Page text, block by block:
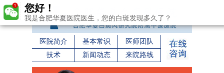
医院简介 基本常识
医师团队
技术
新闻动态 来院路线
您好！
我是合肥华夏医院医生，您的白斑发现多久了？